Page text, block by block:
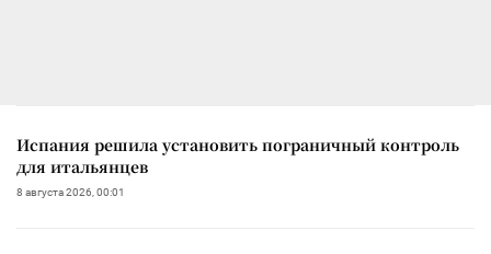
Испания решила установить пограничный контроль
для итальянцев
8 августа 2026, 00:01